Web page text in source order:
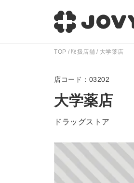
TOP 取扱店舗 大学薬店
03202
大学薬店
ドラッグストア